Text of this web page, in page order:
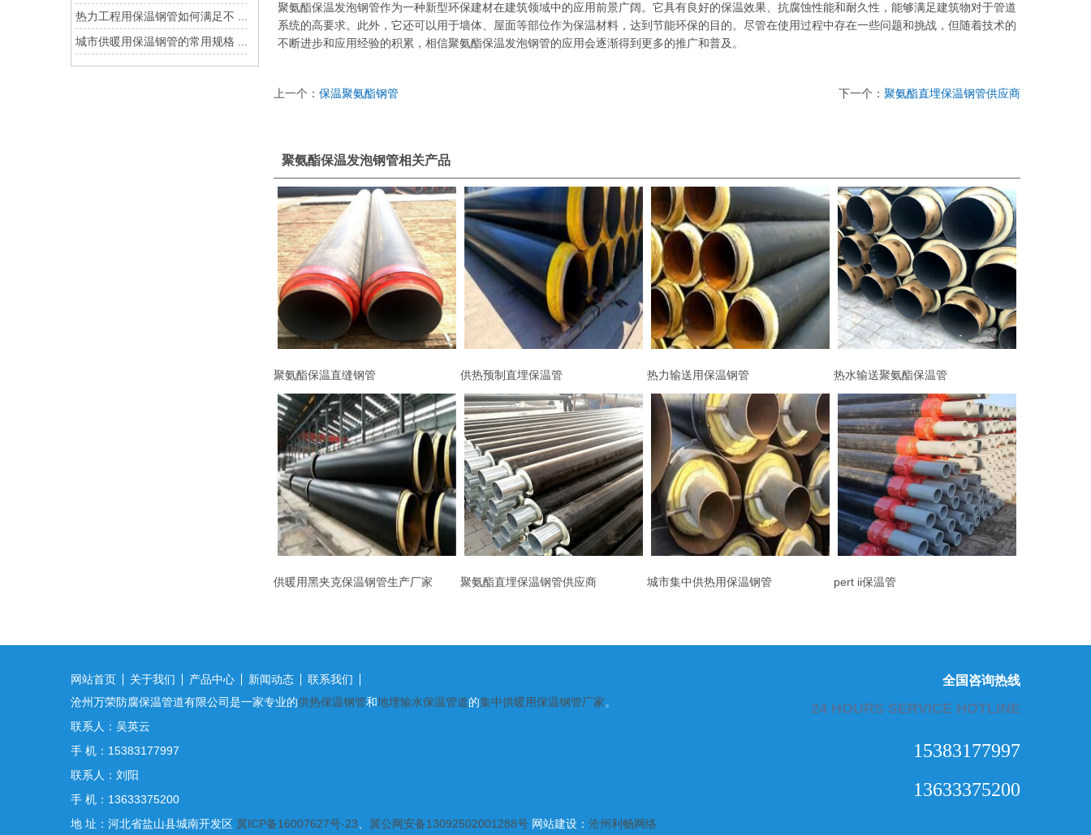
聚氨酯保温发泡钢管作为一种新型环保建材在建筑领域中的应用前景广阔。它具有良好的保温效果、抗腐蚀性能和耐久性，能够满足建筑物对于管道
系统的高要求。此外，它还可以用于墙体、屋面等部位作为保温材料，达到节能环保的目的。尽管在使用过程中存在一些问题和挑战，但随着技术的
不断进步和应用经验的积累，相信聚氨酯保温发泡钢管的应用会逐渐得到更多的推广和普及。
上一个： 保温聚氨酯钢管 下一个： 聚氨酯直埋保温钢管供应商
聚氨酯保温发泡钢管相关产品
聚氨酯保温直缝钢管 供热预制直埋保温管 热力输送用保温钢管 热水输送聚氨酯保温管
供暖用黑夹克保温钢管生产厂家 聚氨酯直埋保温钢管供应商 城市集中供热用保温钢管 pert ii保温管
热力工程用保温钢管如何满足不 ...
城市供暖用保温钢管的常用规格 ...
全国咨询热线
24 HOURS SERVICE HOTLINE
15383177997
13633375200
网站首页 关于我们 产品中心 新闻动态
联系我们
沧州万荣防腐保温管道有限公司是一家专业的供热保温钢管和地埋输水保温管道的集中供暖用保温钢管厂家。
联系人：吴英云
手 机：15383177997
联系人：刘阳
手 机：13633375200
地 址：河北省盐山县城南开发区 冀ICP备16007627号-23、 冀公网安备13092502001288号 网站建设： 沧州利畅网络